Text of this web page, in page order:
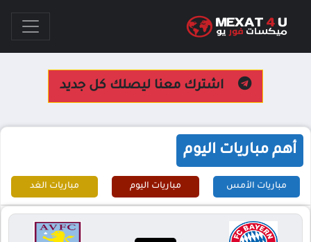
اشترك معنا ليصلك كل جديد
أهم مباريات اليوم
مباريات الأمس مباريات اليوم مباريات الغد